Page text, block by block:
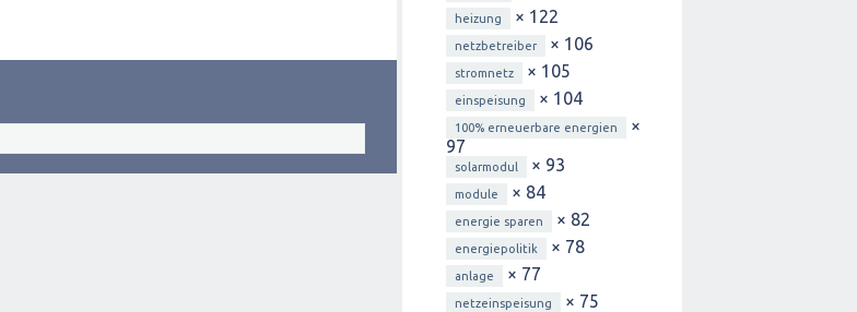
heizung × 122
netzbetreiber × 106
stromnetz × 105
einspeisung × 104
100% erneuerbare energien
×
97
solarmodul × 93
module × 84
energie sparen × 82
energiepolitik × 78
anlage × 77
netzeinspeisung × 75